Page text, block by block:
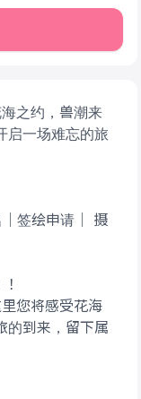
海之约，兽潮来
启一场难忘的旅
｜签绘申请｜ 摄
您将感受花海
的到来，留下属